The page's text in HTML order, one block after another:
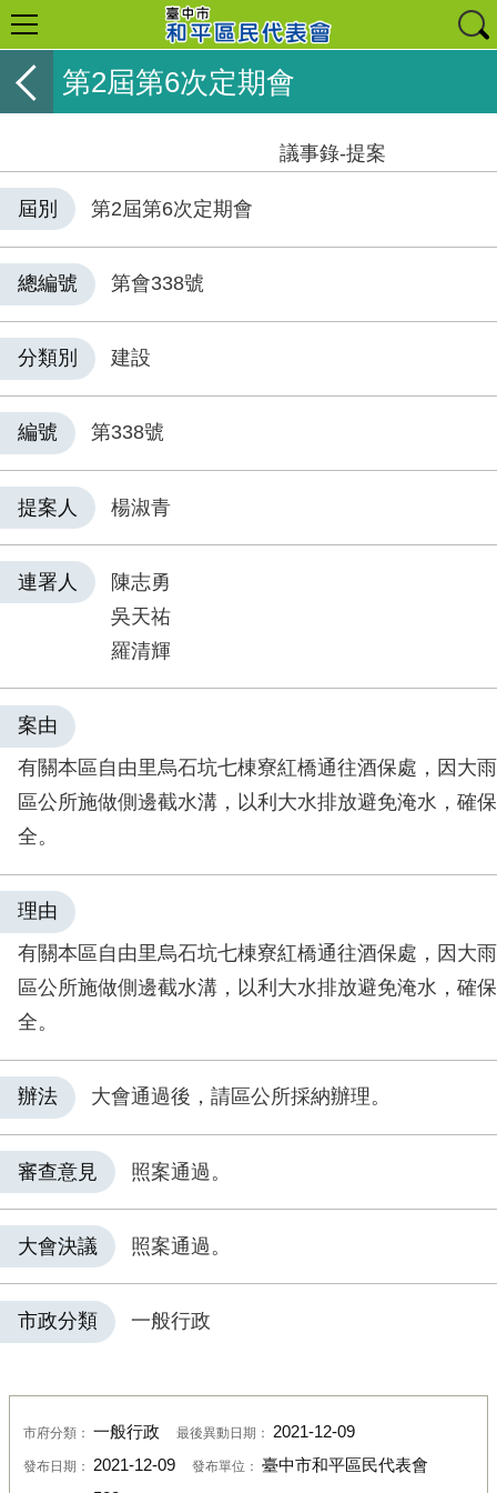
第2屆第6次定期會
議事錄-提案
屆別 第2屆第6次定期會
總編號 第會338號
分類別 建設
編號 第338號
提案人 楊淑青
連署人
陳志勇
吳天祐
羅清輝
案由
有關本區自由里烏石坑七棟寮紅橋通往酒保處，因大
區公所施做側邊截水溝，以利大水排放避免淹水，確
全。
理由
有關本區自由里烏石坑七棟寮紅橋通往酒保處，因大
區公所施做側邊截水溝，以利大水排放避免淹水，確
全。
辦法 大會通過後，請區公所採納辦理。
審查意見 照案通過。
大會決議 照案通過。
市政分類 一般行政
市府分類： 一般行政 最後異動日期： 2021-12-09
發布日期： 2021-12-09 發布單位： 臺中市和平區民代表會